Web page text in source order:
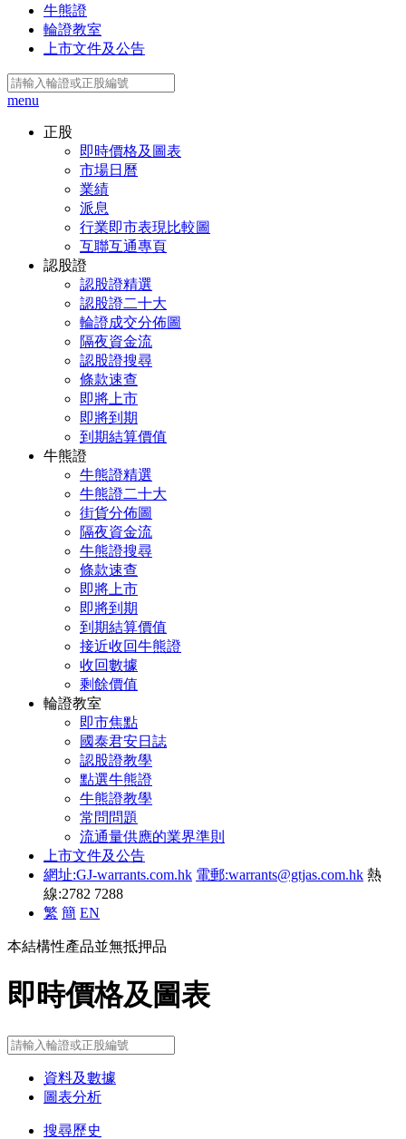
牛熊證
輪證教室
上市文件及公告
menu
正股
即時價格及圖表
市場日曆
業績
派息
行業即市表現比較圖
互聯互通專頁
認股證
認股證精選
認股證二十大
輪證成交分佈圖
隔夜資金流
認股證搜尋
條款速查
即將上市
即將到期
到期結算價值
牛熊證
牛熊證精選
牛熊證二十大
街貨分佈圖
隔夜資金流
牛熊證搜尋
條款速查
即將上市
即將到期
到期結算價值
接近收回牛熊證
收回數據
剩餘價值
輪證教室
即市焦點
國泰君安日誌
認股證教學
點選牛熊證
牛熊證教學
常問問題
流通量供應的業界準則
上市文件及公告
網址:GJ-warrants.com.hk 電郵:warrants@gtjas.com.hk 熱
線:2782 7288
繁 簡 EN
本結構性產品並無抵押品
即時價格及圖表
資料及數據
圖表分析
搜尋歷史